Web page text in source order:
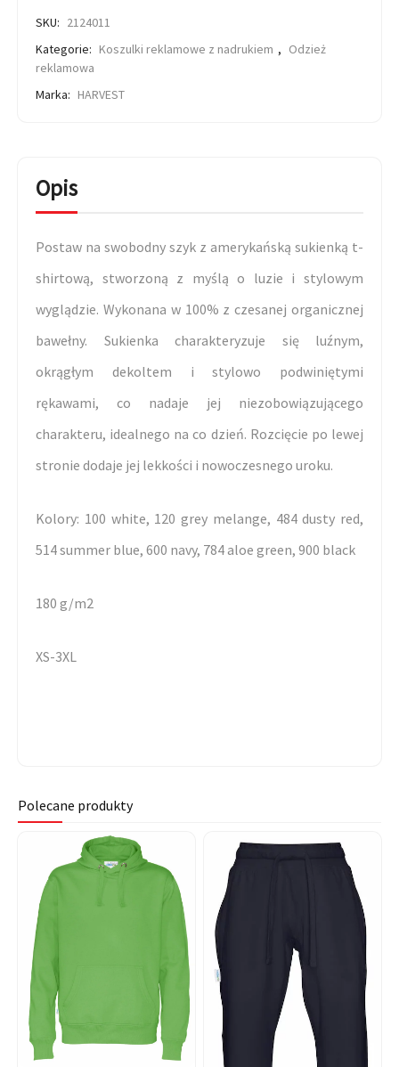
SKU: 2124011
Kategorie: Koszulki reklamowe z nadrukiem , Odzież
reklamowa
Marka: HARVEST
Opis
Postaw na swobodny szyk z amerykańską sukienką t-
shirtową, stworzoną z myślą o luzie i stylowym
wyglądzie. Wykonana w 100% z czesanej organicznej
bawełny. Sukienka charakteryzuje się luźnym,
okrągłym dekoltem i stylowo podwiniętymi
rękawami, co nadaje jej niezobowiązującego
charakteru, idealnego na co dzień. Rozcięcie po lewej
stronie dodaje jej lekkości i nowoczesnego uroku.
Kolory: 100 white, 120 grey melange, 484 dusty red,
514 summer blue, 600 navy, 784 aloe green, 900 black
180 g/m2
XS-3XL
Polecane produkty